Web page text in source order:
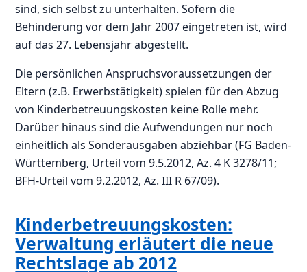
sind, sich selbst zu unterhalten. Sofern die
Behinderung vor dem Jahr 2007 eingetreten ist, wird
auf das 27. Lebensjahr abgestellt.
Die persönlichen Anspruchsvoraussetzungen der
Eltern (z.B. Erwerbstätigkeit) spielen für den Abzug
von Kinderbetreuungskosten keine Rolle mehr.
Darüber hinaus sind die Aufwendungen nur noch
einheitlich als Sonderausgaben abziehbar (FG Baden-
Württemberg, Urteil vom 9.5.2012, Az. 4 K 3278/11;
BFH-Urteil vom 9.2.2012, Az. III R 67/09).
Kinderbetreuungskosten:
Verwaltung erläutert die neue
Rechtslage ab 2012